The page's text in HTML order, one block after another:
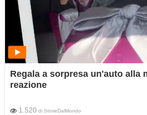
Regala a sorpresa un'auto alla
reazione
1.520 di StorieDalMondo